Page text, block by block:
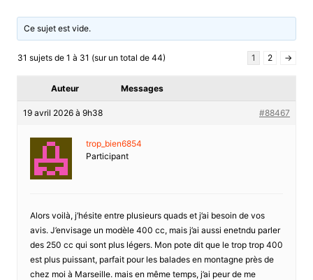
Ce sujet est vide.
31 sujets de 1 à 31 (sur un total de 44) 1 2 →
Auteur Messages
19 avril 2026 à 9h38 #88467
trop_bien6854
Participant
Alors voilà, j’hésite entre plusieurs quads et j’ai besoin de vos
avis. J’envisage un modèle 400 cc, mais j’ai aussi enetndu parler
des 250 cc qui sont plus légers. Mon pote dit que le trop trop 400
est plus puissant, parfait pour les balades en montagne près de
chez moi à Marseille. mais en même temps, j’ai peur de me